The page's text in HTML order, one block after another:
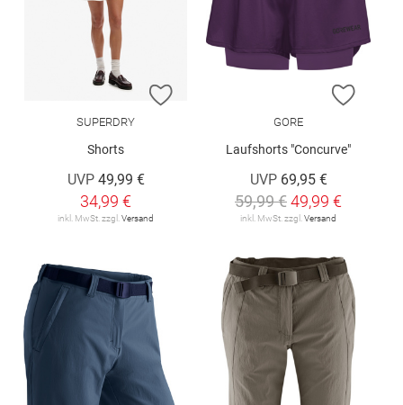
ZUR WUNSCHLISTE HINZUFÜGEN
SUPERDRY
Shorts
UVP 49,99 €
34,99 €
inkl. MwSt. zzgl. Versand
ZUR
GORE
Laufshorts "Concurve"
UVP 69,95 €
59,99 €49,99 €
inkl. MwSt. zzgl. Versand